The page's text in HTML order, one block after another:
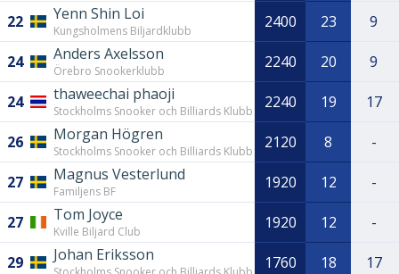
22 Yenn Shin Loi
Kungsholmens Biljardklubb 2400 23 9
24 Anders Axelsson
Örebro Snookerklubb 2240 20 9
24 thaweechai phaoji
Stockholms Snooker och Billiards Klubb 2240 19 17
26 Morgan Högren
Stockholms Snooker och Billiards Klubb 2120 8 -
27 Magnus Vesterlund
Familjens BF 1920 12 -
27 Tom Joyce
Kville Biljard Club 1920 12 -
29 Johan Eriksson 1760 18 17